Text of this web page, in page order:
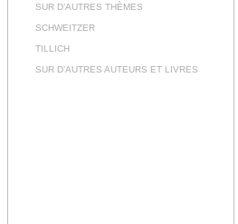
SUR D’AUTRES THÈMES
SCHWEITZER
TILLICH
SUR D’AUTRES AUTEURS ET LIVRES